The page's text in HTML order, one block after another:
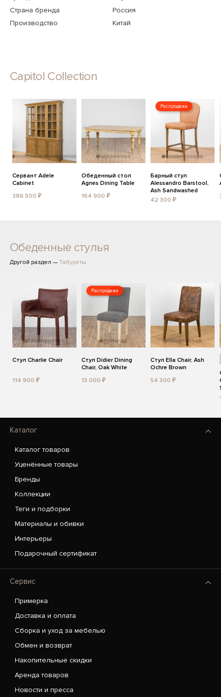
Страна бренда
Россия
Производство
Китай
Capitol Collection
Сервант Adele
Cabinet
386 500 ₽
Обеденный стол
Agnes Dining Table
164 900 ₽
Распродажа
Барный стул
Alessandro Barstool,
Ash Sandwashed
42 300 ₽
Обеденные стулья
Другой раздел — Табуреты
Стул Charlie Chair
114 900 ₽
Распродажа
Стул Didier Dining
Chair, Oak White
13 000 ₽
Стул Ella Chair, Ash
Ochre Brown
54 300 ₽
Каталог
Каталог товаров
Уценённые товары
Бренды
Коллекции
Теги и подборки
Материалы и обивки
Интерьеры
Подарочный сертификат
Сервис
Примерка
Доставка и оплата
Сборка и уход за мебелью
Обмен и возврат
Накопительные скидки
Аренда товаров
Новости и пресса